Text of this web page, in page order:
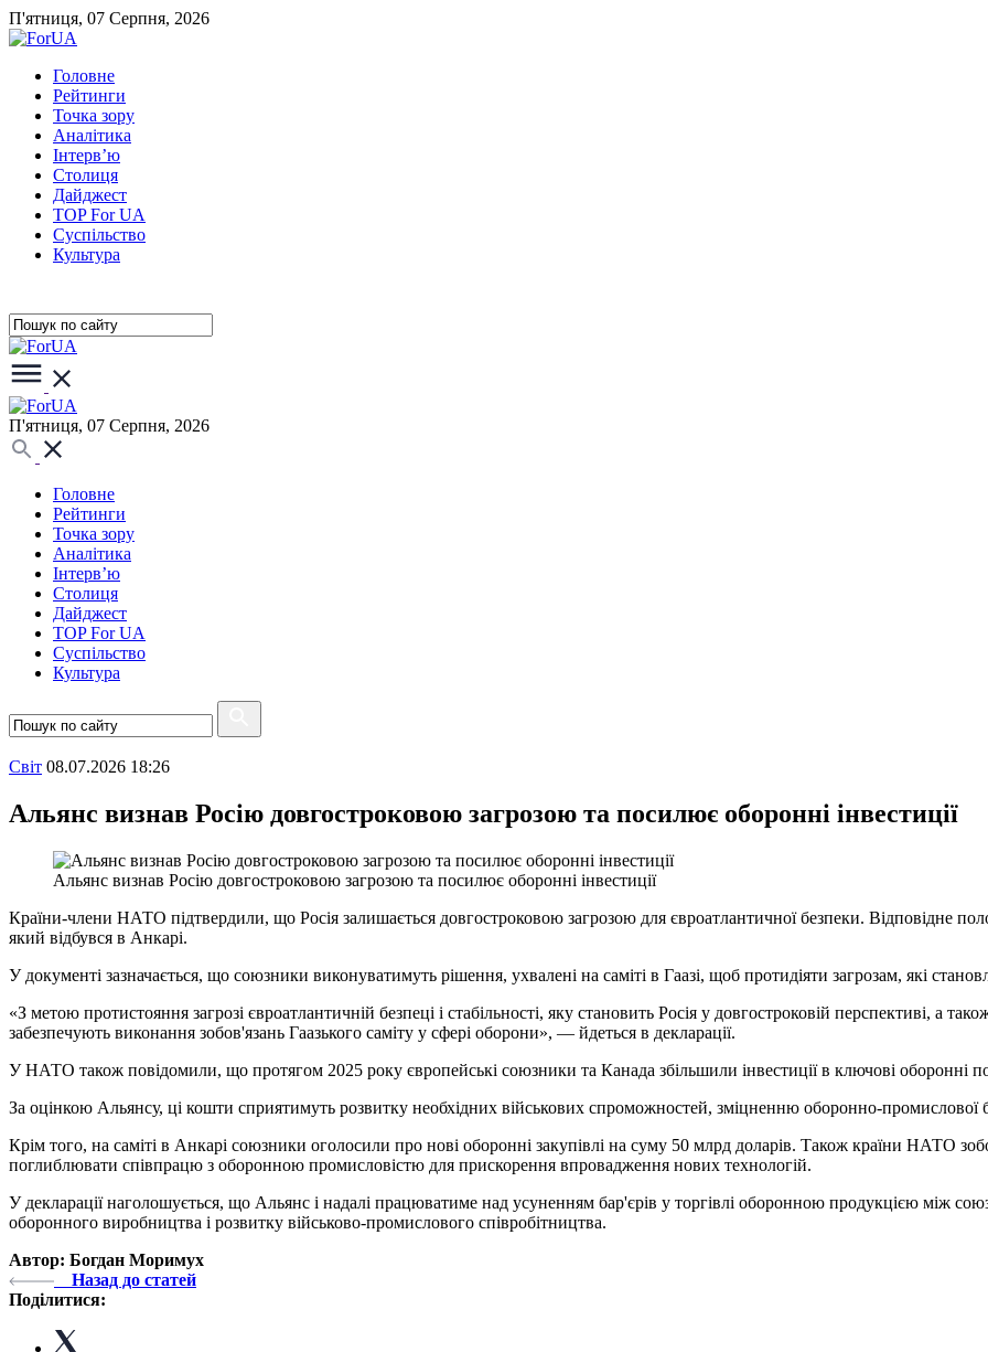
П'ятниця, 07 Серпня, 2026
Головне
Рейтинги
Точка зору
Аналітика
Інтерв’ю
Столиця
Дайджест
TOP For UA
Суспiльство
Культура
П'ятниця, 07 Серпня, 2026
Головне
Рейтинги
Точка зору
Аналітика
Інтерв’ю
Столиця
Дайджест
TOP For UA
Суспiльство
Культура
Свiт 08.07.2026 18:26
Альянс визнав Росію довгостроковою загрозою та посилює оборонні інвестиції
Альянс визнав Росію довгостроковою загрозою та посилює оборонні інвестиції
Країни-члени НАТО підтвердили, що Росія залишається довгостроковою загрозою для євроатлантичної безпеки. Відповідне
який відбувся в Анкарі.
У документі зазначається, що союзники виконуватимуть рішення, ухвалені на саміті в Гаазі, щоб протидіяти загрозам, які
«З метою протистояння загрозі євроатлантичній безпеці і стабільності, яку становить Росія у довгостроковій перспективі, а
забезпечують виконання зобов'язань Гаазького саміту у сфері оборони», — йдеться в декларації.
У НАТО також повідомили, що протягом 2025 року європейські союзники та Канада збільшили інвестиції в ключові оборонні
За оцінкою Альянсу, ці кошти сприятимуть розвитку необхідних військових спроможностей, зміцненню оборонно-промислової
Крім того, на саміті в Анкарі союзники оголосили про нові оборонні закупівлі на суму 50 млрд доларів. Також країни НАТО
поглиблювати співпрацю з оборонною промисловістю для прискорення впровадження нових технологій.
У декларації наголошується, що Альянс і надалі працюватиме над усуненням бар'єрів у торгівлі оборонною продукцією між
оборонного виробництва і розвитку військово-промислового співробітництва.
Автор: Богдан Моримух
Назад до статей
Поділитися: